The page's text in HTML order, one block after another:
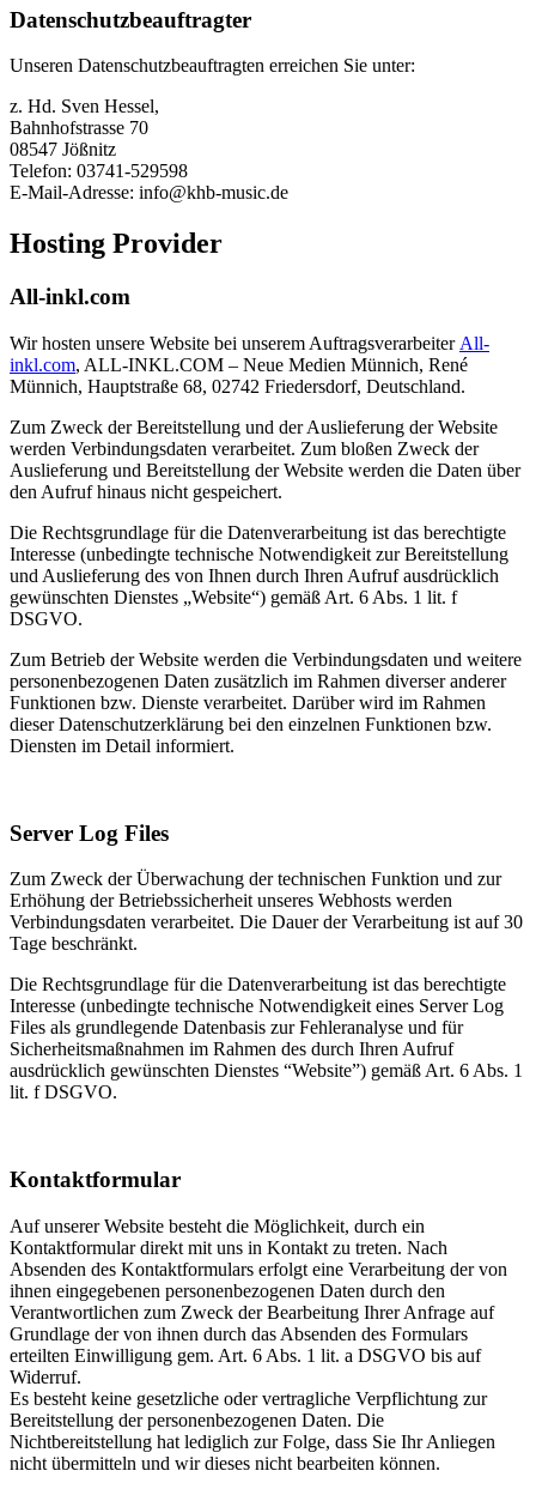
Datenschutzbeauftragter
Unseren Datenschutzbeauftragten erreichen Sie unter:
z. Hd. Sven Hessel,
Bahnhofstrasse 70
08547 Jößnitz
Telefon: 03741-529598
E-Mail-Adresse: info@khb-music.de
Hosting Provider
All-inkl.com
Wir hosten unsere Website bei unserem Auftragsverarbeiter All-
inkl.com, ALL-INKL.COM – Neue Medien Münnich, René
Münnich, Hauptstraße 68, 02742 Friedersdorf, Deutschland.
Zum Zweck der Bereitstellung und der Auslieferung der Website
werden Verbindungsdaten verarbeitet. Zum bloßen Zweck der
Auslieferung und Bereitstellung der Website werden die Daten über
den Aufruf hinaus nicht gespeichert.
Die Rechtsgrundlage für die Datenverarbeitung ist das berechtigte
Interesse (unbedingte technische Notwendigkeit zur Bereitstellung
und Auslieferung des von Ihnen durch Ihren Aufruf ausdrücklich
gewünschten Dienstes „Website“) gemäß Art. 6 Abs. 1 lit. f
DSGVO.
Zum Betrieb der Website werden die Verbindungsdaten und weitere
personenbezogenen Daten zusätzlich im Rahmen diverser anderer
Funktionen bzw. Dienste verarbeitet. Darüber wird im Rahmen
dieser Datenschutzerklärung bei den einzelnen Funktionen bzw.
Diensten im Detail informiert.
Server Log Files
Zum Zweck der Überwachung der technischen Funktion und zur
Erhöhung der Betriebssicherheit unseres Webhosts werden
Verbindungsdaten verarbeitet. Die Dauer der Verarbeitung ist auf 30
Tage beschränkt.
Die Rechtsgrundlage für die Datenverarbeitung ist das berechtigte
Interesse (unbedingte technische Notwendigkeit eines Server Log
Files als grundlegende Datenbasis zur Fehleranalyse und für
Sicherheitsmaßnahmen im Rahmen des durch Ihren Aufruf
ausdrücklich gewünschten Dienstes “Website”) gemäß Art. 6 Abs. 1
lit. f DSGVO.
Kontaktformular
Auf unserer Website besteht die Möglichkeit, durch ein
Kontaktformular direkt mit uns in Kontakt zu treten. Nach
Absenden des Kontaktformulars erfolgt eine Verarbeitung der von
ihnen eingegebenen personenbezogenen Daten durch den
Verantwortlichen zum Zweck der Bearbeitung Ihrer Anfrage auf
Grundlage der von ihnen durch das Absenden des Formulars
erteilten Einwilligung gem. Art. 6 Abs. 1 lit. a DSGVO bis auf
Widerruf.
Es besteht keine gesetzliche oder vertragliche Verpflichtung zur
Bereitstellung der personenbezogenen Daten. Die
Nichtbereitstellung hat lediglich zur Folge, dass Sie Ihr Anliegen
nicht übermitteln und wir dieses nicht bearbeiten können.